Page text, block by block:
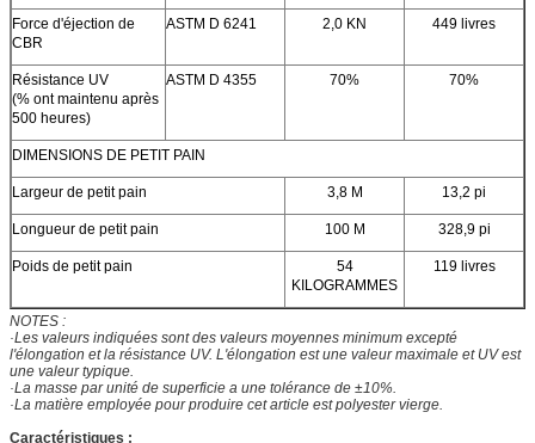
Force d'éjection de
CBR
ASTM D 6241 2,0 KN 449 livres
Résistance UV
(% ont maintenu après
500 heures)
ASTM D 4355 70% 70%
DIMENSIONS DE PETIT PAIN
Largeur de petit pain 3,8 M 13,2 pi
Longueur de petit pain 100 M 328,9 pi
Poids de petit pain
54
KILOGRAMMES
119 livres
NOTES :
·Les valeurs indiquées sont des valeurs moyennes minimum excepté
l'élongation et la résistance UV. L'élongation est une valeur maximale et UV est
une valeur typique.
·La masse par unité de superficie a une tolérance de ±10%.
·La matière employée pour produire cet article est polyester vierge.
Caractéristiques :